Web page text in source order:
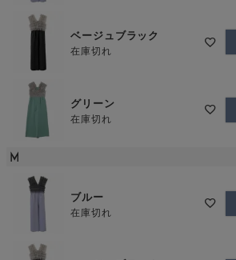
ベージュブラック
在庫切れ
グリーン
在庫切れ
M
ブルー
在庫切れ